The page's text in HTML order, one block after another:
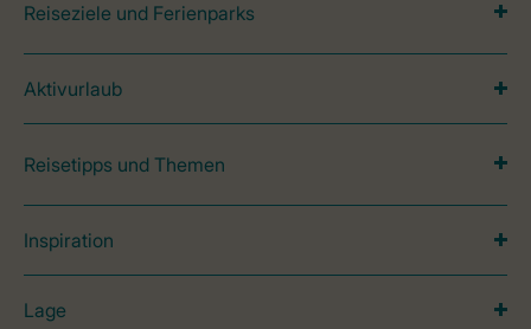
Reiseziele und Ferienparks
Aktivurlaub
Reisetipps und Themen
Inspiration
Lage